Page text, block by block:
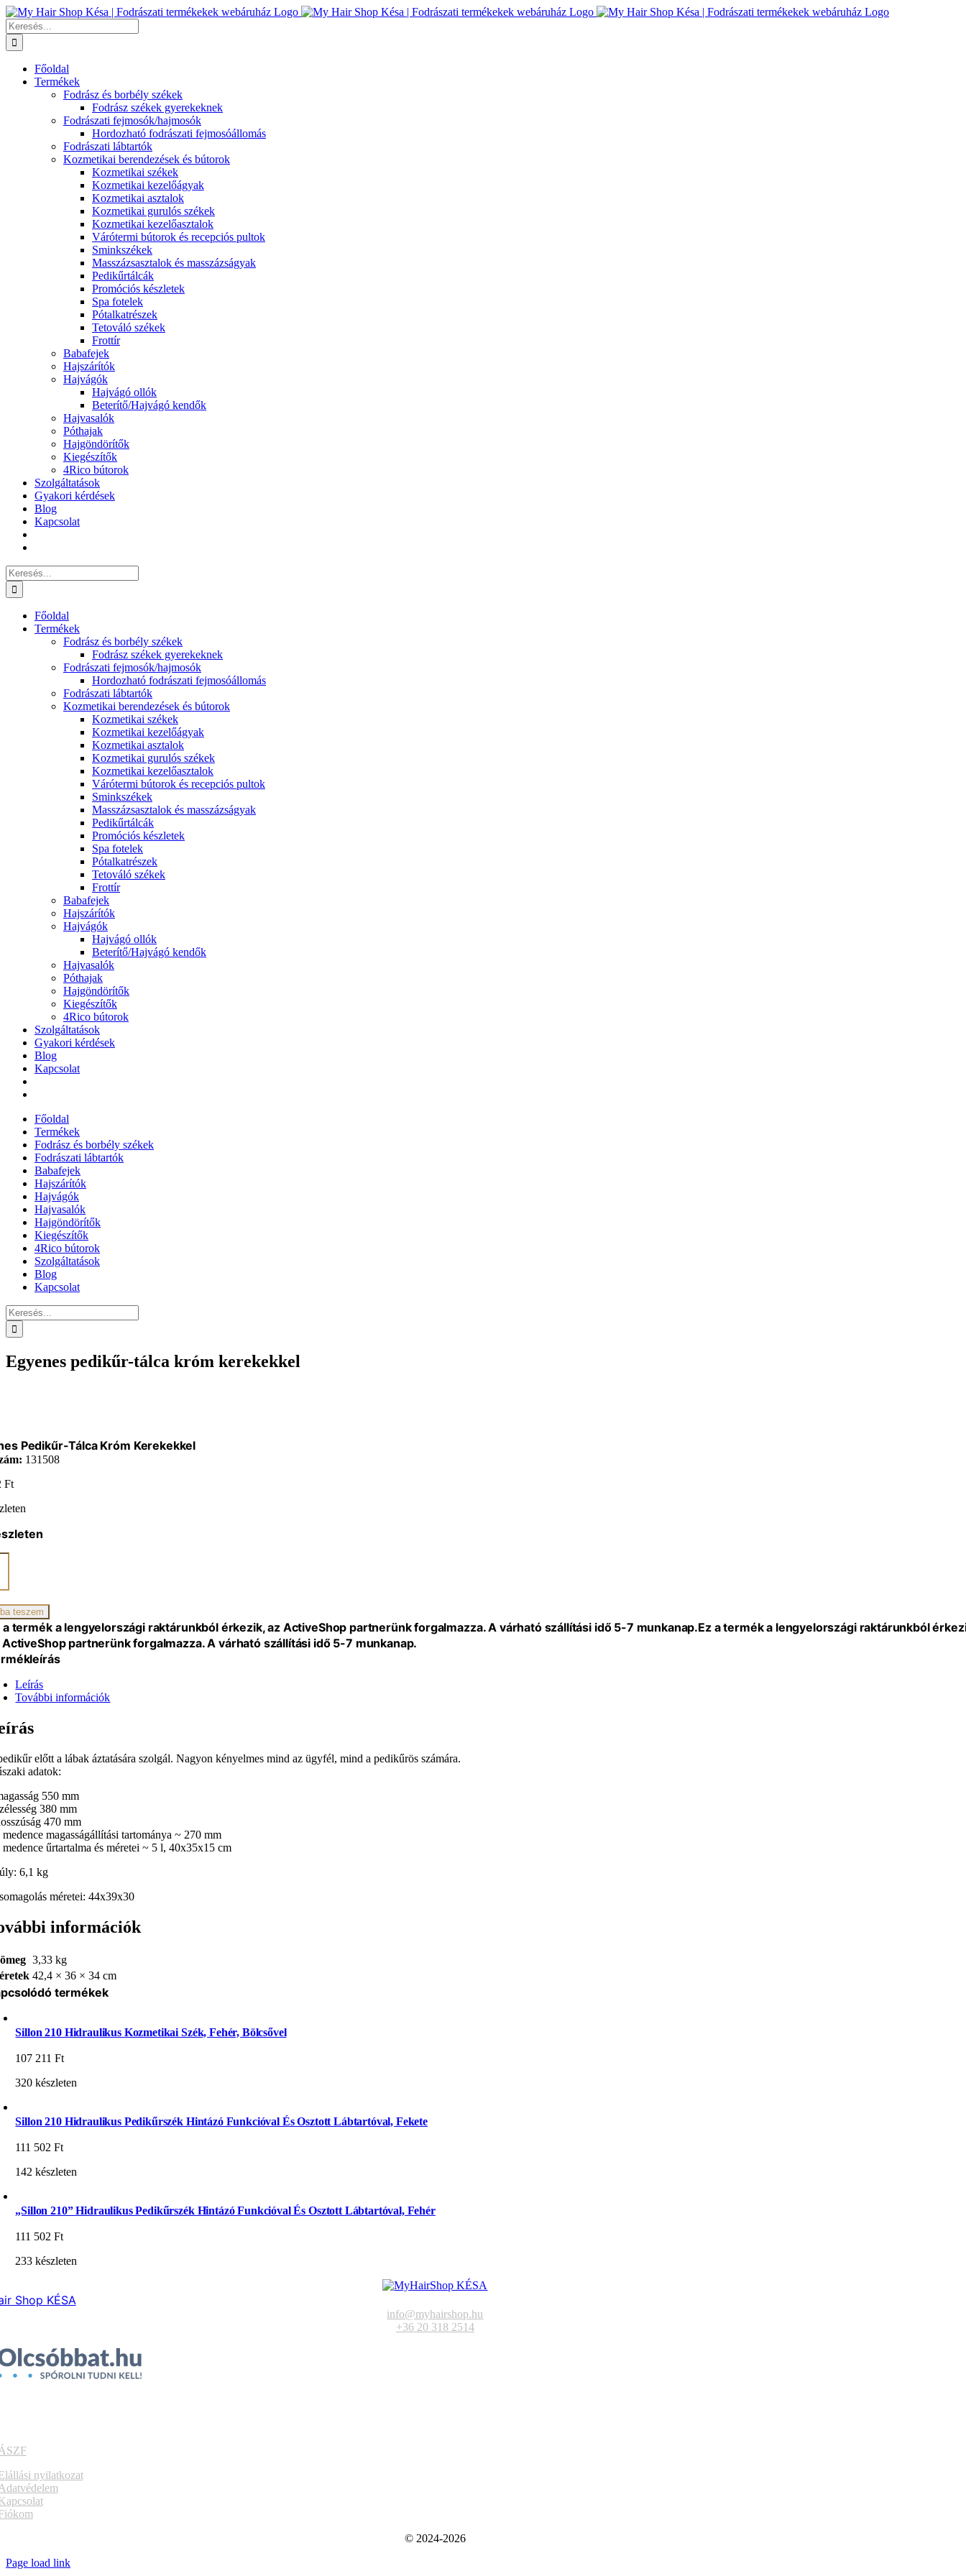
Kihagyás
Keresés...
Főoldal
Termékek
Fodrász és borbély székek
Fodrász székek gyerekeknek
Fodrászati fejmosók/hajmosók
Hordozható fodrászati fejmosóállomás
Fodrászati lábtartók
Kozmetikai berendezések és bútorok
Kozmetikai székek
Kozmetikai kezelőágyak
Kozmetikai asztalok
Kozmetikai gurulós székek
Kozmetikai kezelőasztalok
Várótermi bútorok és recepciós pultok
Sminkszékek
Masszázsasztalok és masszázságyak
Pedikűrtálcák
Promóciós készletek
Spa fotelek
Pótalkatrészek
Tetováló székek
Frottír
Babafejek
Hajszárítók
Hajvágók
Hajvágó ollók
Beterítő/Hajvágó kendők
Hajvasalók
Póthajak
Hajgöndörítők
Kiegészítők
4Rico bútorok
Szolgáltatások
Gyakori kérdések
Blog
Kapcsolat
Keresés...
Főoldal
Termékek
Fodrász és borbély székek
Fodrász székek gyerekeknek
Fodrászati fejmosók/hajmosók
Hordozható fodrászati fejmosóállomás
Fodrászati lábtartók
Kozmetikai berendezések és bútorok
Kozmetikai székek
Kozmetikai kezelőágyak
Kozmetikai asztalok
Kozmetikai gurulós székek
Kozmetikai kezelőasztalok
Várótermi bútorok és recepciós pultok
Sminkszékek
Masszázsasztalok és masszázságyak
Pedikűrtálcák
Promóciós készletek
Spa fotelek
Pótalkatrészek
Tetováló székek
Frottír
Babafejek
Hajszárítók
Hajvágók
Hajvágó ollók
Beterítő/Hajvágó kendők
Hajvasalók
Póthajak
Hajgöndörítők
Kiegészítők
4Rico bútorok
Szolgáltatások
Gyakori kérdések
Blog
Kapcsolat
Főoldal
Termékek
Fodrász és borbély székek
Fodrászati lábtartók
Babafejek
Hajszárítók
Hajvágók
Hajvasalók
Hajgöndörítők
Kiegészítők
4Rico bútorok
Szolgáltatások
Blog
Kapcsolat
Keresés...
Egyenes pedikűr-tálca króm kerekekkel
Pedikűr-Tálca Króm Kerekekkel
131508
Ft
teszem
a termék a lengyelországi raktárunkból érkezik, az ActiveShop partnerünk forgalmazza. A várható szállítási idő 5-7 munkanap.Ez a termék a lengyelországi raktárunkból
ActiveShop partnerünk forgalmazza. A várható szállítási idő 5-7 munkanap.
Leírás
További információk
előtt a lábak áztatására szolgál. Nagyon kényelmes mind az ügyfél, mind a pedikűrös számára.
adatok:
550 mm
380 mm
470 mm
medence magasságállítási tartománya ~ 270 mm
medence űrtartalma és méretei ~ 5 l, 40x35x15 cm
6,1 kg
méretei: 44x39x30
információk
3,33 kg
42,4 × 36 × 34 cm
termékek
Sillon 210 Hidraulikus Kozmetikai Szék, Fehér, Bölcsővel
107 211Ft
320 készleten
Sillon 210 Hidraulikus Pedikűrszék Hintázó Funkcióval És Osztott Lábtartóval, Fekete
111 502Ft
142 készleten
„Sillon 210” Hidraulikus Pedikűrszék Hintázó Funkcióval És Osztott Lábtartóval, Fehér
111 502Ft
233 készleten
Shop KÉSA
info@myhairshop.hu
+36 20 318 2514
nyilatkozat
© 2024-2026
Page load link